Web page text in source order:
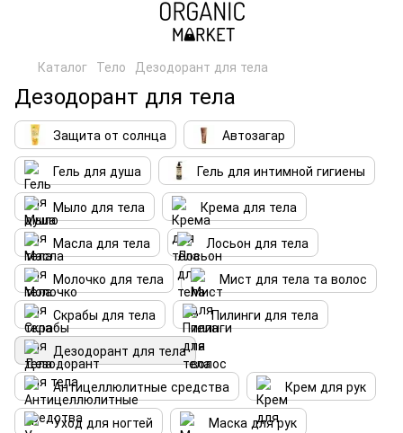
Каталог Тело Дезодорант для тела
Дезодорант для тела
Защита от солнца
Автозагар
Гель для душа
Гель для интимной гигиены
Мыло для тела
Крема для тела
Масла для тела
Лосьон для тела
Молочко для тела
Мист для тела та волос
Скрабы для тела
Пилинги для тела
Дезодорант для тела
Антицеллюлитные средства
Крем для рук
Уход для ногтей
Маска для рук